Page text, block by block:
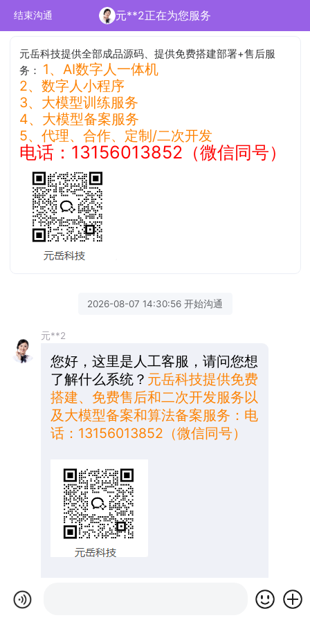
结束沟通 元**2正在为您服务
元岳科技提供全部成品源码、提供免费搭建部署+售后服
务： 1、AI数字人一体机
2、数字人小程序
3、大模型训练服务
4、大模型备案服务
5、代理、合作、定制/二次开发
电话：13156013852（微信同号）
2026-08-07 14:30:56 开始沟通
元**2
您好，这里是人工客服，请问您想
了解什么系统？ 元岳科技提供免费
搭建、免费售后和二次开发服务以
及大模型备案和算法备案服务：电
话：13156013852（微信同号）